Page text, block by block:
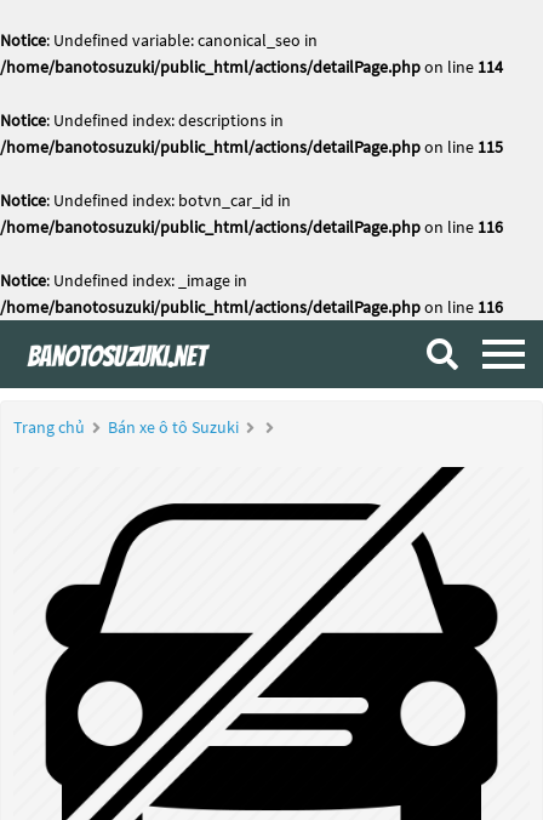
Notice: Undefined variable: canonical_seo in
/home/banotosuzuki/public_html/actions/detailPage.phpon line 114
Notice: Undefined index: descriptions in
/home/banotosuzuki/public_html/actions/detailPage.phpon line 115
Notice: Undefined index: botvn_car_id in
/home/banotosuzuki/public_html/actions/detailPage.phpon line 116
Notice: Undefined index: _image in
/home/banotosuzuki/public_html/actions/detailPage.phpon line 116
Trang chủ Bán xe ô tô Suzuki